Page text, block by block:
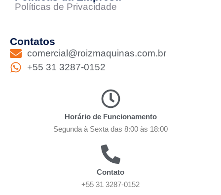
Políticas de Privacidade
Contatos
comercial@roizmaquinas.com.br
+55 31 3287-0152
Horário de Funcionamento
Segunda à Sexta das 8:00 às 18:00
Contato
+55 31 3287-0152